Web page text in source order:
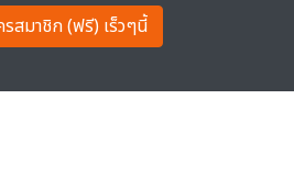
สมาชิก (ฟรี) เร็วๆนี้